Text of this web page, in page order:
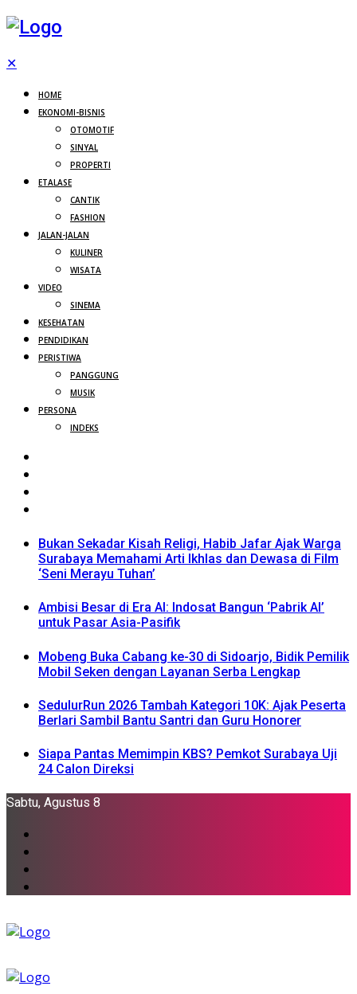
✕
HOME
EKONOMI-BISNIS
OTOMOTIF
SINYAL
PROPERTI
ETALASE
CANTIK
FASHION
JALAN-JALAN
KULINER
WISATA
VIDEO
SINEMA
KESEHATAN
PENDIDIKAN
PERISTIWA
PANGGUNG
MUSIK
PERSONA
INDEKS
Bukan Sekadar Kisah Religi, Habib Jafar Ajak Warga
Surabaya Memahami Arti Ikhlas dan Dewasa di Film
‘Seni Merayu Tuhan’
Ambisi Besar di Era AI: Indosat Bangun ‘Pabrik AI’
untuk Pasar Asia-Pasifik
Mobeng Buka Cabang ke-30 di Sidoarjo, Bidik Pemilik
Mobil Seken dengan Layanan Serba Lengkap
SedulurRun 2026 Tambah Kategori 10K: Ajak Peserta
Berlari Sambil Bantu Santri dan Guru Honorer
Siapa Pantas Memimpin KBS? Pemkot Surabaya Uji
24 Calon Direksi
Sabtu, Agustus 8